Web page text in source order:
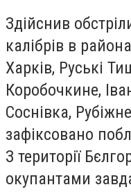
Здійснив
калібрів в
Харків, Руські
Коробочкине,
Соснівка,
зафіксовано
З території
окупантами